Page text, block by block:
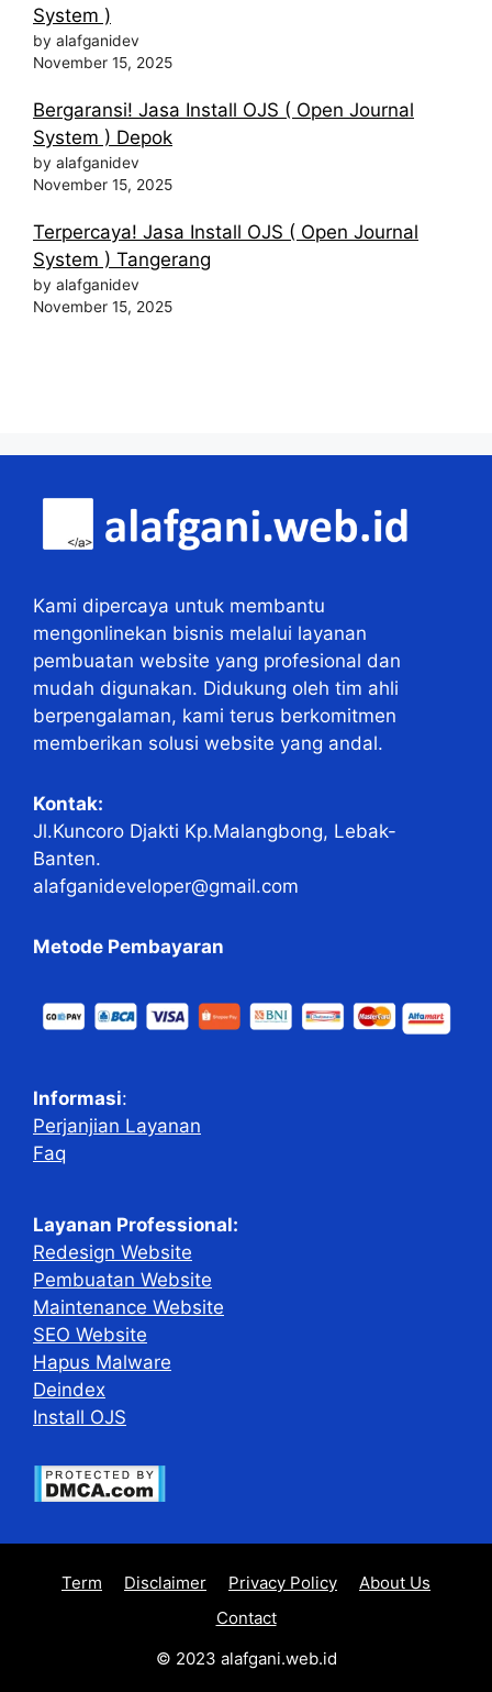
System )
by alafganidev
November 15, 2025
Bergaransi! Jasa Install OJS ( Open Journal
System ) Depok
by alafganidev
November 15, 2025
Terpercaya! Jasa Install OJS ( Open Journal
System ) Tangerang
by alafganidev
November 15, 2025
Kami dipercaya untuk membantu
mengonlinekan bisnis melalui layanan
pembuatan website yang profesional dan
mudah digunakan. Didukung oleh tim ahli
berpengalaman, kami terus berkomitmen
memberikan solusi website yang andal.
Kontak:
Jl.Kuncoro Djakti Kp.Malangbong, Lebak-
Banten.
alafganideveloper@gmail.com
Metode Pembayaran
Informasi:
Perjanjian Layanan
Faq
Layanan Professional:
Redesign Website
Pembuatan Website
Maintenance Website
SEO Website
Hapus Malware
Deindex
Install OJS
Term Disclaimer Privacy Policy
About Us
Contact
© 2023 alafgani.web.id